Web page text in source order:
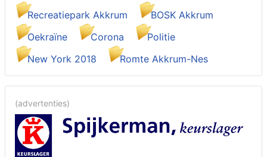
Recreatiepark Akkrum
BOSK Akkrum
Oekraïne
Corona
Politie
New York 2018
Romte Akkrum-Nes
(advertenties)